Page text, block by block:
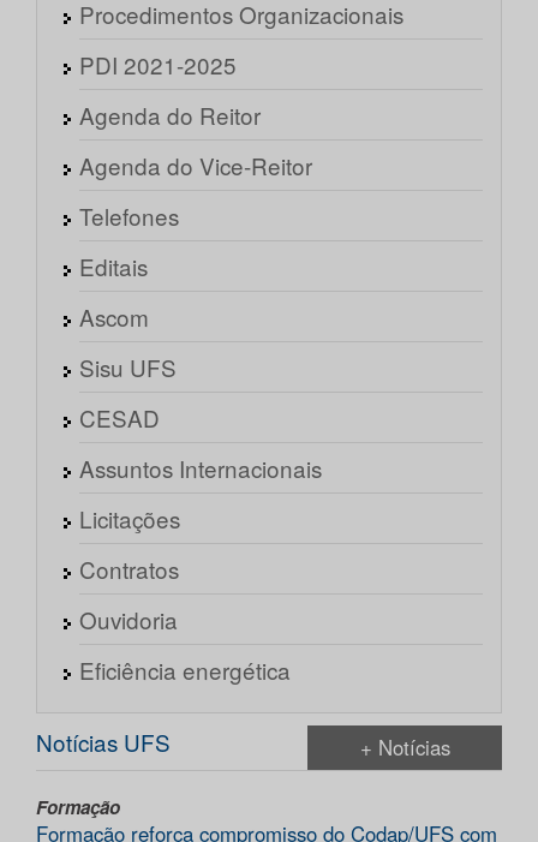
Procedimentos Organizacionais
PDI 2021-2025
Agenda do Reitor
Agenda do Vice-Reitor
Telefones
Editais
Ascom
Sisu UFS
CESAD
Assuntos Internacionais
Licitações
Contratos
Ouvidoria
Eficiência energética
Notícias UFS + Notícias
Formação
Formação reforça compromisso do Codap/UFS com